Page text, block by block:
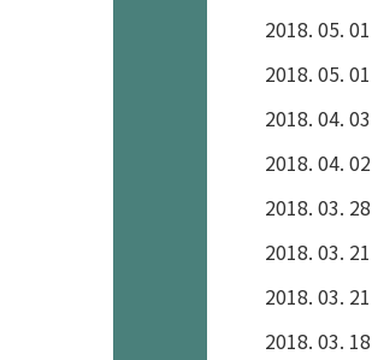
2018. 05. 01
2018. 05. 01
2018. 04. 03
2018. 04. 02
2018. 03. 28
2018. 03. 21
2018. 03. 21
2018. 03. 18